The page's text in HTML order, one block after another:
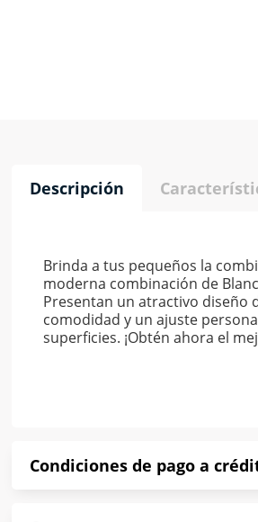
Descripción
Brinda a tus pequeños la
moderna combinación de
Presentan un atractivo diseño
comodidad y un ajuste
superficies. ¡Obtén ahora el
Condiciones de pago a